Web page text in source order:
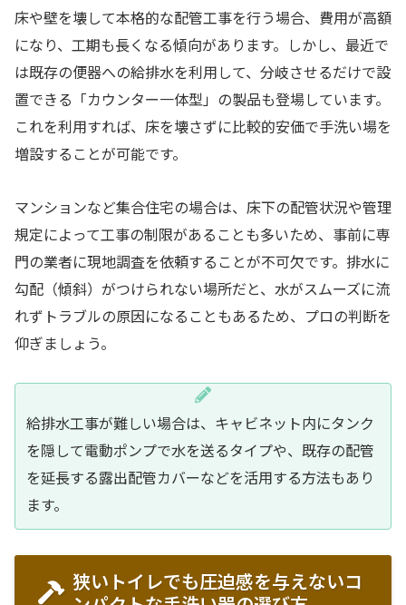
床や壁を壊して本格的な配管工事を行う場合、費用が高額
になり、工期も長くなる傾向があります。しかし、最近で
は既存の便器への給排水を利用して、分岐させるだけで設
置できる「カウンター一体型」の製品も登場しています。
これを利用すれば、床を壊さずに比較的安価で手洗い場を
増設することが可能です。
マンションなど集合住宅の場合は、床下の配管状況や管理
規定によって工事の制限があることも多いため、事前に専
門の業者に現地調査を依頼することが不可欠です。排水に
勾配（傾斜）がつけられない場所だと、水がスムーズに流
れずトラブルの原因になることもあるため、プロの判断を
仰ぎましょう。
給排水工事が難しい場合は、キャビネット内にタンク
を隠して電動ポンプで水を送るタイプや、既存の配管
を延長する露出配管カバーなどを活用する方法もあり
ます。
狭いトイレでも圧迫感を与えないコ